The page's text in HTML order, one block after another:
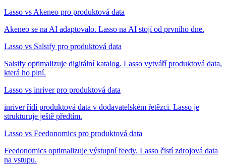
Lasso vs Akeneo pro produktová data
Akeneo se na AI adaptovalo. Lasso na AI stojí od prvního dne.
Lasso vs Salsify pro produktová data
Salsify optimalizuje digitální katalog. Lasso vytváří produktová data,
která ho plní.
Lasso vs inriver pro produktová data
inriver řídí produktová data v dodavatelském řetězci. Lasso je
strukturuje ještě předtím.
Lasso vs Feedonomics pro produktová data
Feedonomics optimalizuje výstupní feedy. Lasso čistí zdrojová data
na vstupu.